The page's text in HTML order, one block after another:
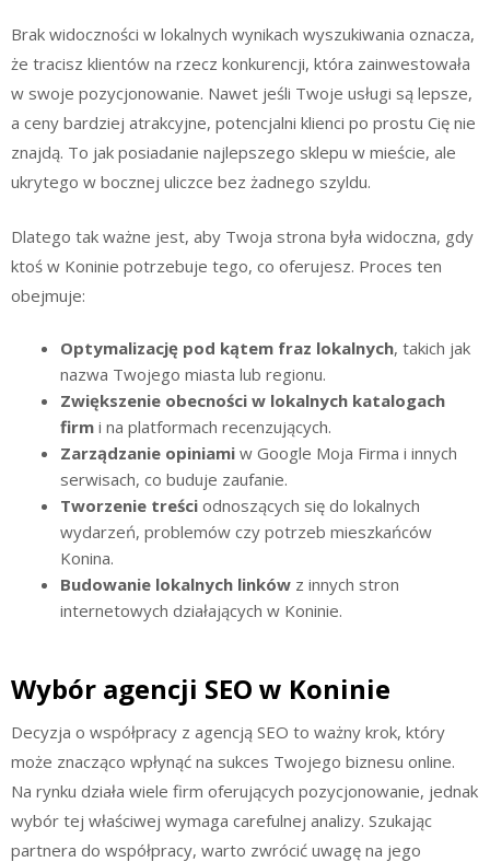
Brak widoczności w lokalnych wynikach wyszukiwania oznacza,
że tracisz klientów na rzecz konkurencji, która zainwestowała
w swoje pozycjonowanie. Nawet jeśli Twoje usługi są lepsze,
a ceny bardziej atrakcyjne, potencjalni klienci po prostu Cię nie
znajdą. To jak posiadanie najlepszego sklepu w mieście, ale
ukrytego w bocznej uliczce bez żadnego szyldu.
Dlatego tak ważne jest, aby Twoja strona była widoczna, gdy
ktoś w Koninie potrzebuje tego, co oferujesz. Proces ten
obejmuje:
Optymalizację pod kątem fraz lokalnych, takich jak
nazwa Twojego miasta lub regionu.
Zwiększenie obecności w lokalnych katalogach
firm i na platformach recenzujących.
Zarządzanie opiniami w Google Moja Firma i innych
serwisach, co buduje zaufanie.
Tworzenie treści odnoszących się do lokalnych
wydarzeń, problemów czy potrzeb mieszkańców
Konina.
Budowanie lokalnych linków z innych stron
internetowych działających w Koninie.
Wybór agencji SEO w Koninie
Decyzja o współpracy z agencją SEO to ważny krok, który
może znacząco wpłynąć na sukces Twojego biznesu online.
Na rynku działa wiele firm oferujących pozycjonowanie, jednak
wybór tej właściwej wymaga carefulnej analizy. Szukając
partnera do współpracy, warto zwrócić uwagę na jego